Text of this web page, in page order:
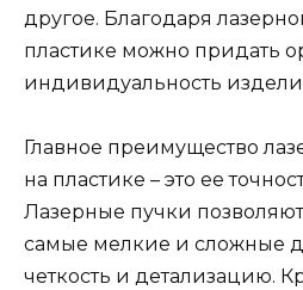
другое. Благодаря
пластике можно придать
индивидуальность
Главное преимущество
на пластике – это ее
Лазерные пучки
самые мелкие и сложные
четкость и детализацию.